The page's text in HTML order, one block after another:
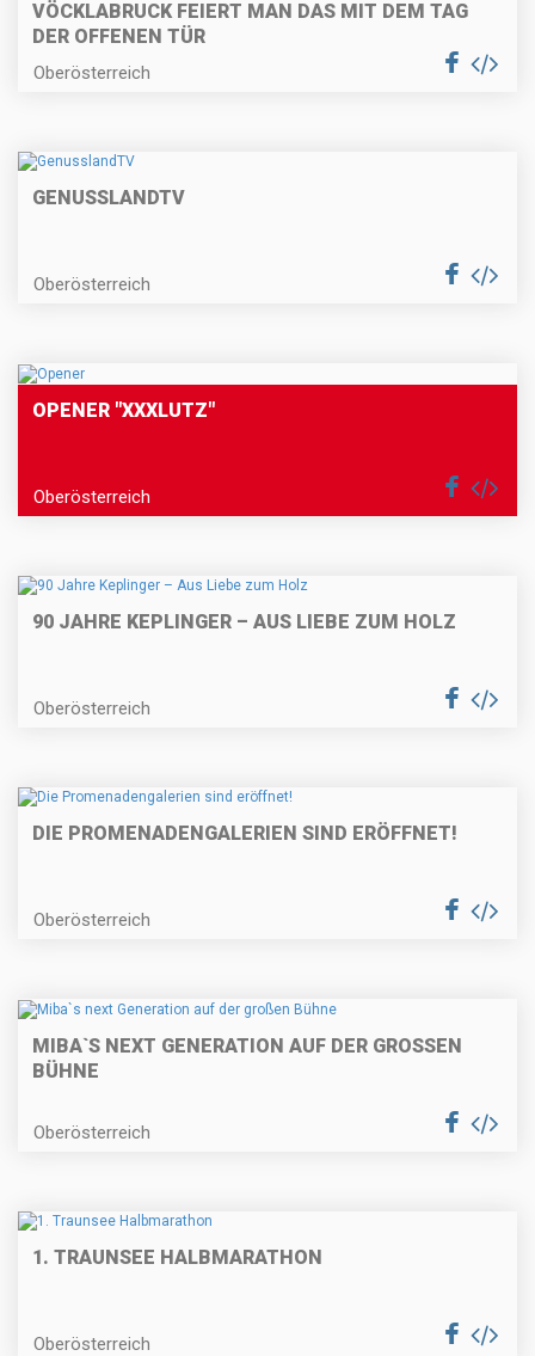
VÖCKLABRUCK FEIERT MAN DAS MIT DEM TAG
DER OFFENEN TÜR
Oberösterreich
GENUSSLANDTV
Oberösterreich
OPENER "XXXLUTZ"
Oberösterreich
90 JAHRE KEPLINGER – AUS LIEBE ZUM HOLZ
Oberösterreich
DIE PROMENADENGALERIEN SIND ERÖFFNET!
Oberösterreich
MIBA`S NEXT GENERATION AUF DER GROSSEN B
ÜHNE
Oberösterreich
1. TRAUNSEE HALBMARATHON
Oberösterreich